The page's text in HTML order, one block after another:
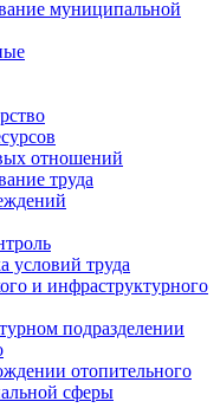
муниципальной
отношений
труда
условий труда
и инфраструктурного
подразделении
отопительного
сферы